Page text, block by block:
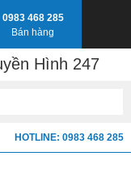
0983 468 285
Bán hàng
Hình 247
HOTLINE: 0983 468 285